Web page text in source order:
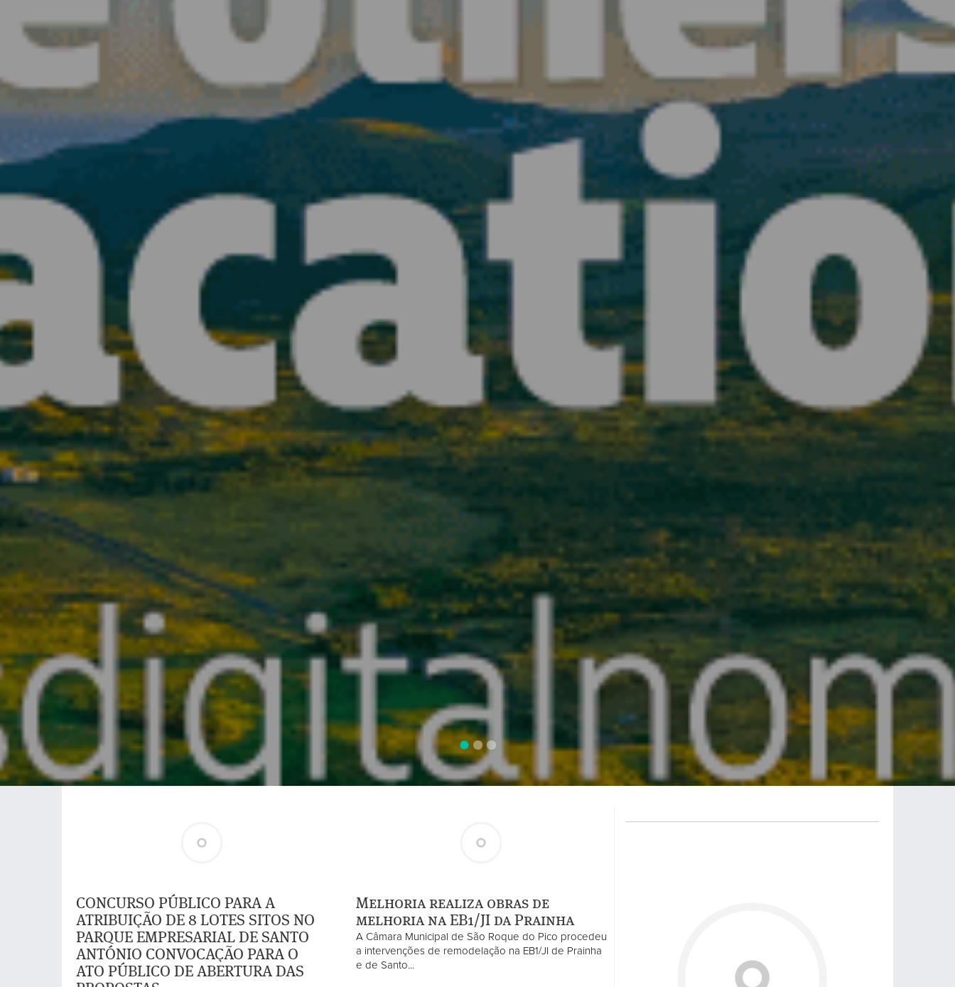
CONCURSO PÚBLICO PARA A
ATRIBUIÇÃO DE 8 LOTES SITOS NO
PARQUE EMPRESARIAL DE SANTO
ANTÓNIO CONVOCAÇÃO PARA O
ATO PÚBLICO DE ABERTURA DAS
Melhoria realiza obras de
melhoria na EB1/JI da Prainha
A Câmara Municipal de São Roque do Pico procedeu
a intervenções de remodelação na EB1/JI de Prainha
e de Santo...